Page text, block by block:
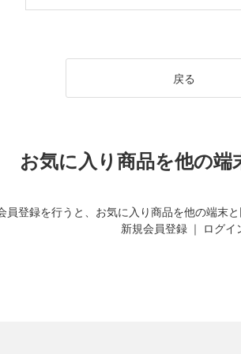
戻る
お気に入り商品を他の端
員登録を行うと、お気に入り商品を他の端末と
新規会員登録 ｜ ログイ